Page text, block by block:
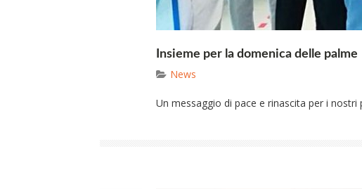
Insieme per la domenica delle palme
News
Un messaggio di pace e rinascita per i nostri